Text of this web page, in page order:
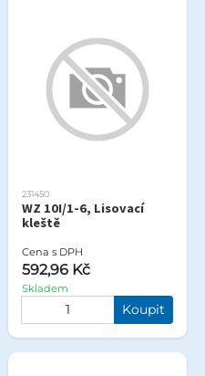
231450
WZ 10I/1-6, Lisovací
kleště
Cena s DPH
592,96 Kč
Skladem
Koupit